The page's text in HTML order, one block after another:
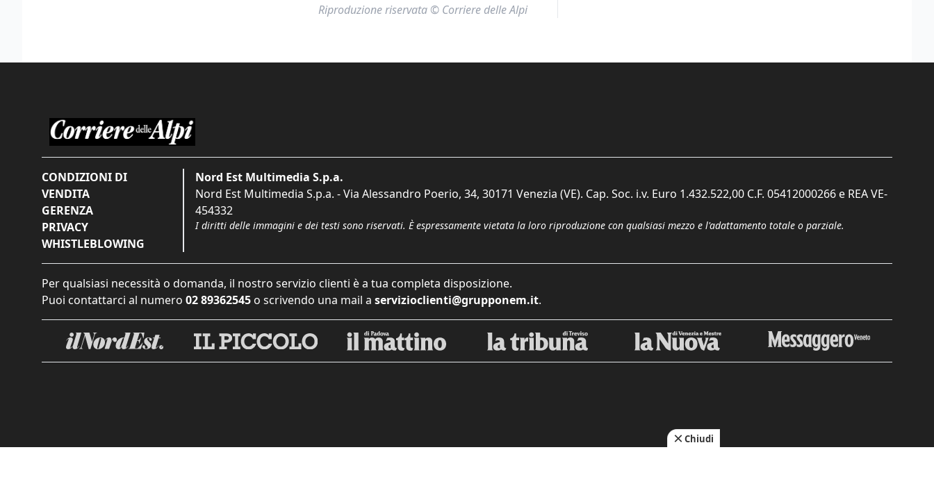
Riproduzione riservata © Corriere delle Alpi
CONDIZIONI DI
VENDITA
GERENZA
PRIVACY
WHISTLEBLOWING
Nord Est Multimedia S.p.a.
Nord Est Multimedia S.p.a. - Via Alessandro Poerio, 34, 30171 Venezia (VE). Cap. Soc. i.v. Euro 1.432.522,00 C.F. 05412000266 e REA VE-
454332
I diritti delle immagini e dei testi sono riservati. È espressamente vietata la loro riproduzione con qualsiasi mezzo e l'adattamento totale o parziale.
Per qualsiasi necessità o domanda, il nostro servizio clienti è a tua completa disposizione.
Puoi contattarci al numero 02 89362545 o scrivendo una mail a servizioclienti@grupponem.it.
Chiudi